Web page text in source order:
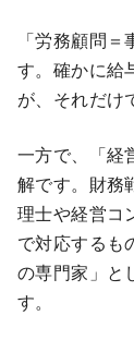
「労務顧問
す。確かに給
が、それだけ
一方で、「経
解です。財務
理士や経営コ
で対応するも
の専門家」と
す。